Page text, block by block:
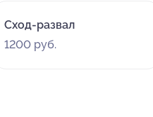
Сход-развал
1200 руб.